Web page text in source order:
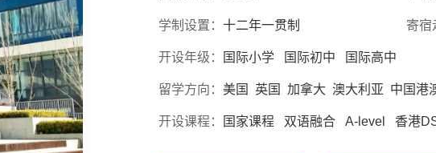
学制设置：十二年一贯制 寄宿
开设年级： 国际小学 国际初中 国际高中
留学方向： 美国 英国 加拿大 澳大利亚 中国港
开设课程： 国家课程 双语融合 A-level 香港